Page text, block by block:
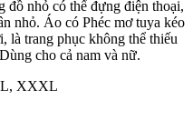
đồ nhỏ có thể đựng điện thoại,
nhỏ. Áo có Phéc mơ tuya kéo
là trang phục không thể thiếu
cho cả nam và nữ.
XXXL